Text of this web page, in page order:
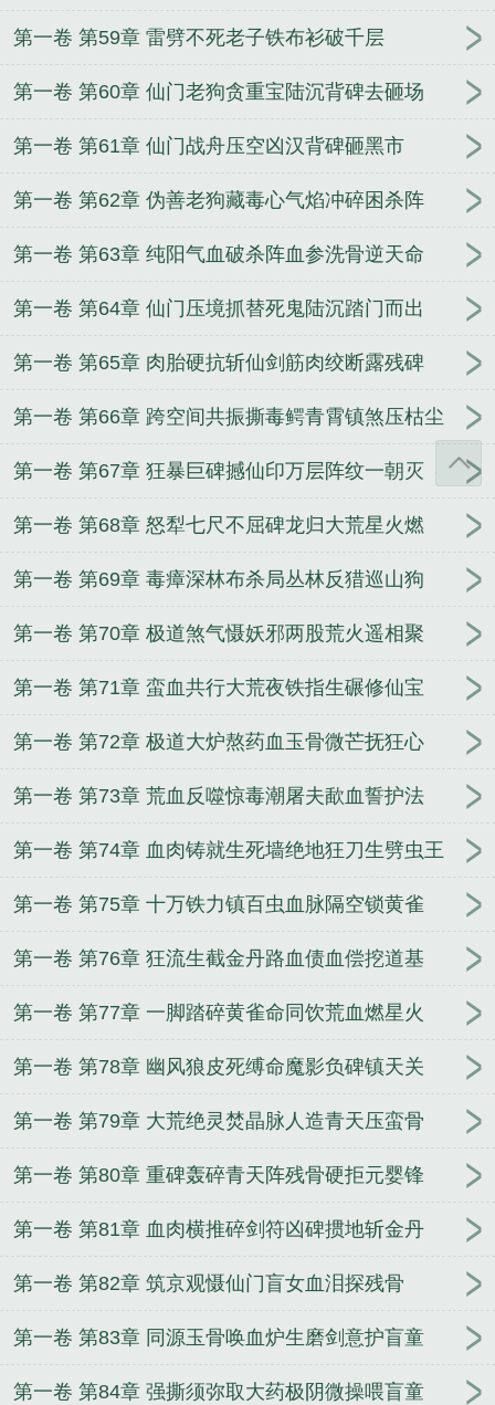
第一卷 第59章 雷劈不死老子铁布衫破千层
第一卷 第60章 仙门老狗贪重宝陆沉背碑去砸场
第一卷 第61章 仙门战舟压空凶汉背碑砸黑市
第一卷 第62章 伪善老狗藏毒心气焰冲碎困杀阵
第一卷 第63章 纯阳气血破杀阵血参洗骨逆天命
第一卷 第64章 仙门压境抓替死鬼陆沉踏门而出
第一卷 第65章 肉胎硬抗斩仙剑筋肉绞断露残碑
第一卷 第66章 跨空间共振撕毒鳄青霄镇煞压枯尘
第一卷 第67章 狂暴巨碑撼仙印万层阵纹一朝灭
第一卷 第68章 怒犁七尺不屈碑龙归大荒星火燃
第一卷 第69章 毒瘴深林布杀局丛林反猎巡山狗
第一卷 第70章 极道煞气慑妖邪两股荒火遥相聚
第一卷 第71章 蛮血共行大荒夜铁指生碾修仙宝
第一卷 第72章 极道大炉熬药血玉骨微芒抚狂心
第一卷 第73章 荒血反噬惊毒潮屠夫歃血誓护法
第一卷 第74章 血肉铸就生死墙绝地狂刀生劈虫王
第一卷 第75章 十万铁力镇百虫血脉隔空锁黄雀
第一卷 第76章 狂流生截金丹路血债血偿挖道基
第一卷 第77章 一脚踏碎黄雀命同饮荒血燃星火
第一卷 第78章 幽风狼皮死缚命魔影负碑镇天关
第一卷 第79章 大荒绝灵焚晶脉人造青天压蛮骨
第一卷 第80章 重碑轰碎青天阵残骨硬拒元婴锋
第一卷 第81章 血肉横推碎剑符凶碑掼地斩金丹
第一卷 第82章 筑京观慑仙门盲女血泪探残骨
第一卷 第83章 同源玉骨唤血炉生磨剑意护盲童
第一卷 第84章 强撕须弥取大药极阴微操喂盲童